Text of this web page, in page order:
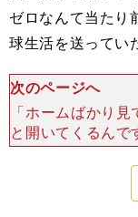
ゼロなんて当たり
球生活を送ってい
次のページへ
「ホームばかり
と開いてくるんで
ラッと見て、自分
り向いているか